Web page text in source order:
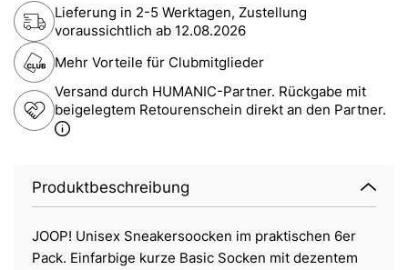
Lieferung in 2-5 Werktagen, Zustellung
voraussichtlich ab 12.08.2026
Mehr Vorteile für Clubmitglieder
Versand durch HUMANIC-Partner. Rückgabe mit
beigelegtem Retourenschein direkt an den Partner.
Produktbeschreibung
JOOP! Unisex Sneakersoocken im praktischen 6er
Pack. Einfarbige kurze Basic Socken mit dezentem